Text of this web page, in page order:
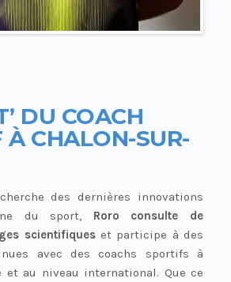
DU COACH
À CHALON-SUR-
des dernières innovations
du sport, Roro consulte de
scientifiqueset participe à des
avec des coachs sportifs à
et au niveau international. Que ce